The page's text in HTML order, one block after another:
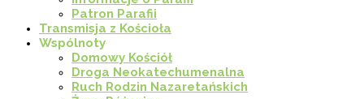
Patron Parafii
Transmisja z Kościoła
Wspólnoty
Domowy Kościół
Droga Neokatechumenalna
Ruch Rodzin Nazaretańskich